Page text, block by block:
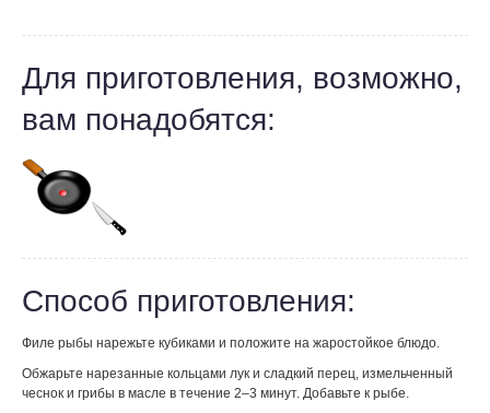
Для приготовления, возможно,
вам понадобятся:
Способ приготовления:
Филе рыбы нарежьте кубиками и положите на жаростойкое блюдо.
Обжарьте нарезанные кольцами лук и сладкий перец, измельченный
чеснок и грибы в масле в течение 2–3 минут. Добавьте к рыбе.